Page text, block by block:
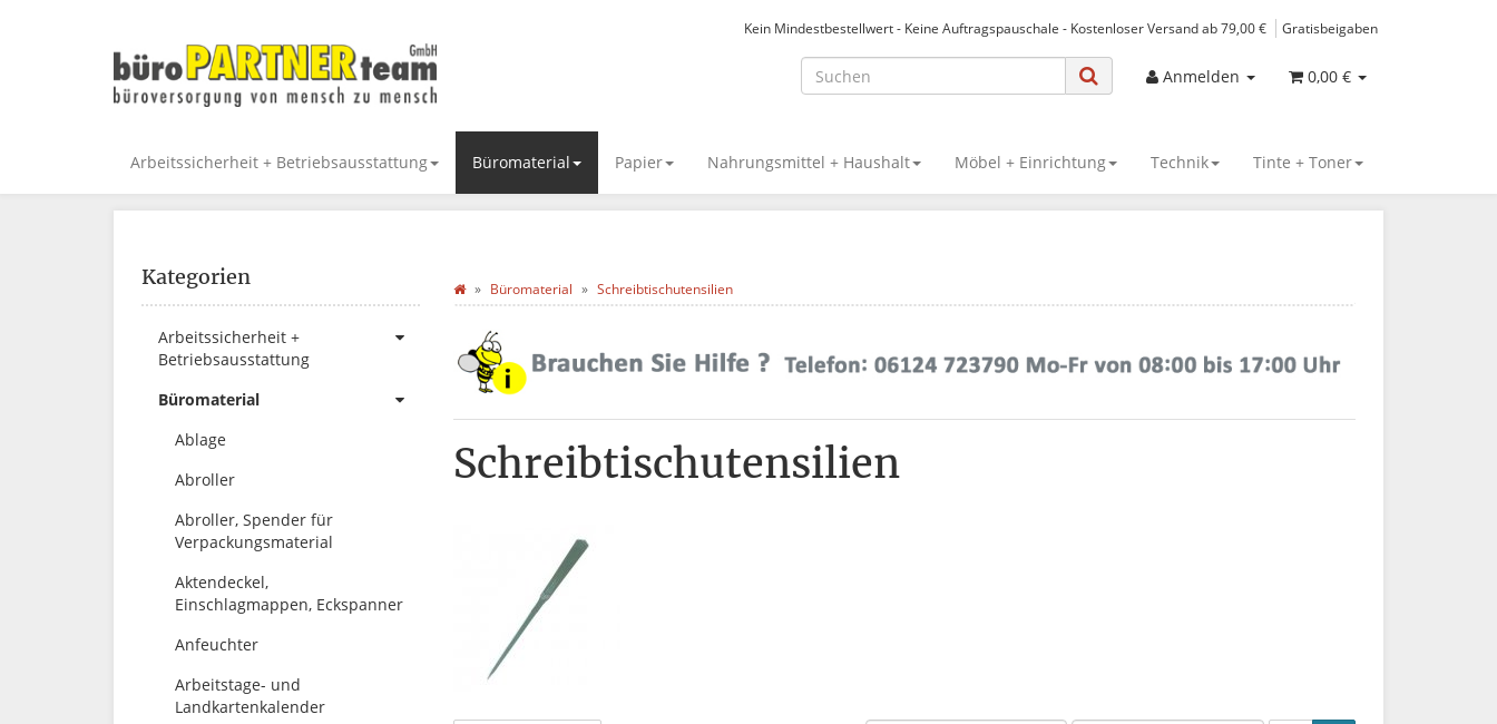
Kein Mindestbestellwert - Keine Auftragspauschale - Kostenloser Versand ab 79,00 € Gratisbeigaben
Anmelden 0,00 €
Arbeitssicherheit + Betriebsausstattung Büromaterial Papier Nahrungsmittel + Haushalt Möbel + Einrichtung Technik Tinte + Toner
Büromaterial Schreibtischutensilien
Schreibtischutensilien
Kategorien
Arbeitssicherheit +
Betriebsausstattung
Büromaterial
Ablage
Abroller
Abroller, Spender für
Verpackungsmaterial
Aktendeckel,
Einschlagmappen, Eckspanner
Anfeuchter
Arbeitstage- und
Landkartenkalender